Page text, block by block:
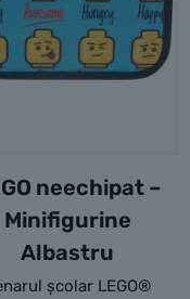
neechipat –
Minifigurine
Albastru
școlar LEGO®